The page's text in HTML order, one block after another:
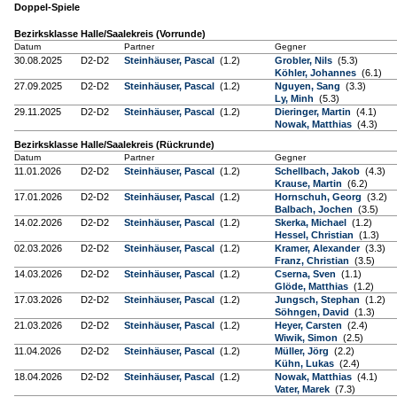
Doppel-Spiele
Bezirksklasse Halle/Saalekreis (Vorrunde)
Datum Partner Gegner
30.08.2025 D2-D2 Steinhäuser, Pascal (1.2) Grobler, Nils (5.3)
Köhler, Johannes (6.1)
27.09.2025
D2-D2 Steinhäuser, Pascal (1.2) Nguyen, Sang (3.3)
Ly, Minh (5.3)
29.11.2025
D2-D2 Steinhäuser, Pascal (1.2) Dieringer, Martin (4.1)
Nowak, Matthias (4.3)
Bezirksklasse Halle/Saalekreis (Rückrunde)
Datum Partner Gegner
11.01.2026 D2-D2 Steinhäuser, Pascal (1.2) Schellbach, Jakob (4.3)
Krause, Martin (6.2)
17.01.2026
D2-D2 Steinhäuser, Pascal (1.2) Hornschuh, Georg (3.2)
Balbach, Jochen (3.5)
14.02.2026
D2-D2 Steinhäuser, Pascal (1.2) Skerka, Michael (1.2)
Hessel, Christian (1.3)
02.03.2026
D2-D2 Steinhäuser, Pascal (1.2) Kramer, Alexander (3.3)
Franz, Christian (3.5)
14.03.2026
D2-D2 Steinhäuser, Pascal (1.2) Cserna, Sven (1.1)
Glöde, Matthias (1.2)
17.03.2026
D2-D2 Steinhäuser, Pascal (1.2) Jungsch, Stephan (1.2)
Söhngen, David (1.3)
21.03.2026
D2-D2 Steinhäuser, Pascal (1.2) Heyer, Carsten (2.4)
Wiwik, Simon (2.5)
11.04.2026
D2-D2 Steinhäuser, Pascal (1.2) Müller, Jörg (2.2)
Kühn, Lukas (2.4)
18.04.2026
D2-D2 Steinhäuser, Pascal (1.2) Nowak, Matthias (4.1)
Vater, Marek (7.3)